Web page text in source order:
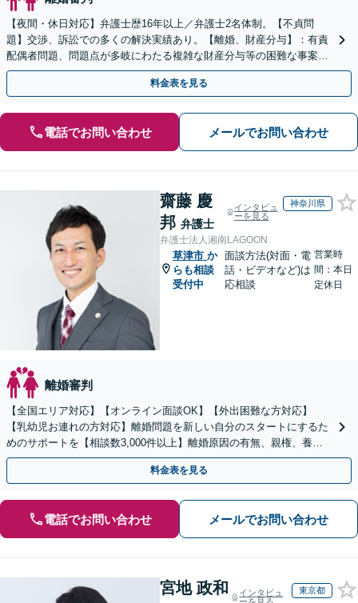
【夜間・休日対応】弁護士歴16年以上／弁護士2名体制。【不貞問
題】交渉、訴訟での多くの解決実績あり。【離婚、財産分与】：有責
配偶者問題、問題点が多岐にわたる複雑な財産分与等の困難な事案も
解決実績あり【JR草津駅2分】
料金表を見る
電話でお問い合わせ メールでお問い合わせ
齋藤 慶
邦 弁護士
インタビュ
ーを見る
神奈川県
弁護士法人湘南LAGOON
草津市 か
らも相談
受付中
面談方法(対面・電
話・ビデオなど)は
応相談
営業時
間：本日
定休日
離婚審判
【全国エリア対応】【オンライン面談OK】【外出困難な方対応】
【乳幼児お連れの方対応】離婚問題を新しい自分のスタートにするた
めのサポートを【相談数3,000件以上】離婚原因の有無、親権、養育
費、財産分与、慰謝料請求【夜間・休日相談可】
料金表を見る
電話でお問い合わせ メールでお問い合わせ
宮地 政和
インタビュ
東京都